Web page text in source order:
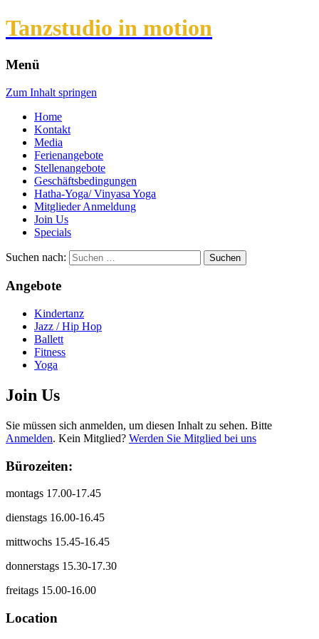
Tanzstudio in motion
Menü
Zum Inhalt springen
Home
Kontakt
Media
Ferienangebote
Stellenangebote
Geschäftsbedingungen
Hatha-Yoga/ Vinyasa Yoga
Mitglieder Anmeldung
Join Us
Specials
Suchen nach:
Angebote
Kindertanz
Jazz / Hip Hop
Ballett
Fitness
Yoga
Join Us
Sie müssen sich anmelden, um diesen Inhalt zu sehen. Bitte
Anmelden. Kein Mitglied? Werden Sie Mitglied bei uns
Bürozeiten:
montags 17.00-17.45
dienstags 16.00-16.45
mittwochs 15.45-16.45
donnerstags 15.30-17.30
freitags 15.00-16.00
Location